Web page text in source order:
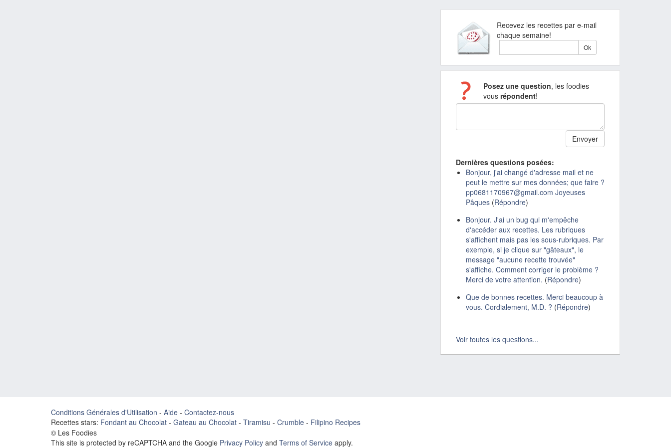
Recevez les recettes par e-mail
chaque semaine!
Posez une question, les foodies
vous répondent!
Dernières questions posées:
Bonjour, j'ai changé d'adresse mail et ne
peut le mettre sur mes données; que faire ?
pp0681170967@gmail.com Joyeuses
Pâques (Répondre)
Bonjour. J'ai un bug qui m'empêche
d'accéder aux recettes. Les rubriques
s'affichent mais pas les sous-rubriques. Par
exemple, si je clique sur "gâteaux", le
message "aucune recette trouvée"
s'affiche. Comment corriger le problème ?
Merci de votre attention. (Répondre)
Que de bonnes recettes. Merci beaucoup à
vous. Cordialement, M.D. ? (Répondre)
Voir toutes les questions...
Conditions Générales d'Utilisation - Aide - Contactez-nous
Recettes stars: Fondant au Chocolat - Gateau au Chocolat - Tiramisu - Crumble - Filipino Recipes
© Les Foodies
This site is protected by reCAPTCHA and the Google Privacy Policy and Terms of Service apply.